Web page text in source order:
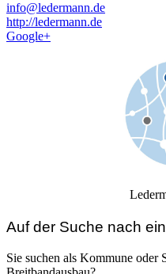
info@ledermann.de
http://ledermann.de
Google+
Auf der Suche nach
Sie suchen als Kommune oder